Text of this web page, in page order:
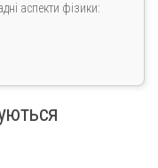
аспекти фізики: